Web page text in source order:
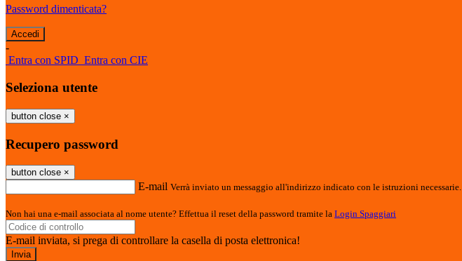
Password dimenticata?
-
Entra con SPID Entra con CIE
Seleziona utente
button close ×
Recupero password
button close ×
E-mail Verrà inviato un messaggio all'indirizzo indicato con le istruzioni necessarie.
Non hai una e-mail associata al nome utente? Effettua il reset della password tramite la Login Spaggiari
E-mail inviata, si prega di controllare la casella di posta elettronica!